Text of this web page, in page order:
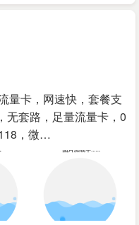
量卡，网速快，套餐支
无套路，足量流量卡，0
，微…